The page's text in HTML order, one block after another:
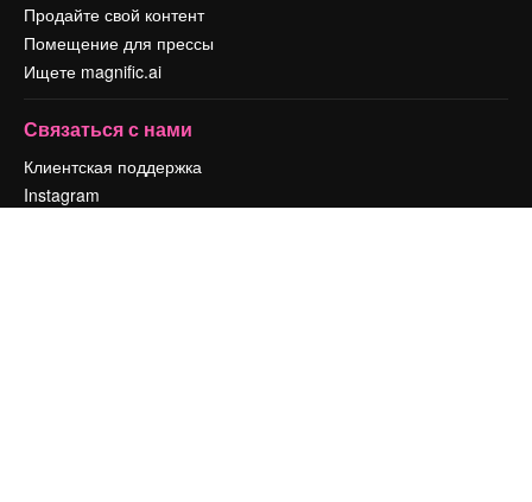
Продайте свой контент
Помещение для прессы
Ищете magnific.ai
Связаться с нами
Клиентская поддержка
Instagram